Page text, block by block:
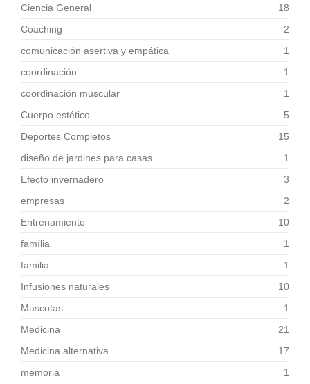
Ciencia General
18
Coaching
2
comunicación asertiva y empática
1
coordinación
1
coordinación muscular
1
Cuerpo estético
5
Deportes Completos
15
diseño de jardines para casas
1
Efecto invernadero
3
empresas
2
Entrenamiento
10
família
1
familia
1
Infusiones naturales
10
Mascotas
1
Medicina
21
Medicina alternativa
17
memoria
1